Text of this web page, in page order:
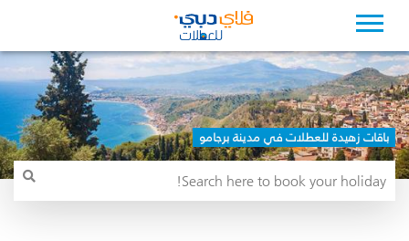
باقات زهيدة للعطلات في مدينة برجامو